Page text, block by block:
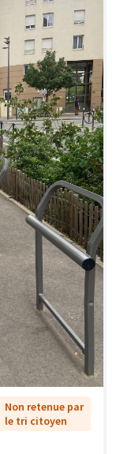
Non retenue par
le tri citoyen